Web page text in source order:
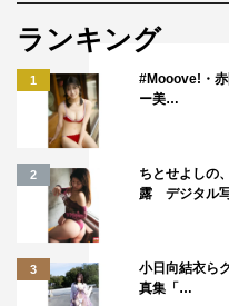
ランキング
1
#Mooove!・
ー美…
2
ちとせよしの
露 デジタル
3
小日向結衣ら
真集「…